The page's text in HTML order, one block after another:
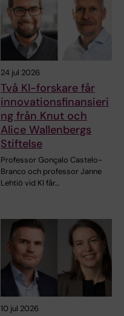
24 jul 2026
Två KI-forskare får
innovationsfinansieri
ng från Knut och
Alice Wallenbergs
Stiftelse
Professor Gonçalo Castelo-
Branco och professor Janne
Lehtiö vid KI får…
10 jul 2026